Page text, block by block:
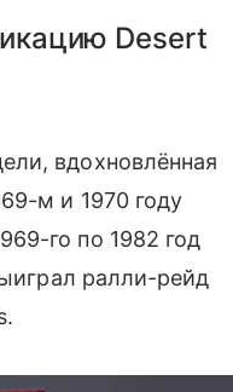
Desert
вдохновлённая
м и 1970 году
го по 1982 год
ралли-рейд